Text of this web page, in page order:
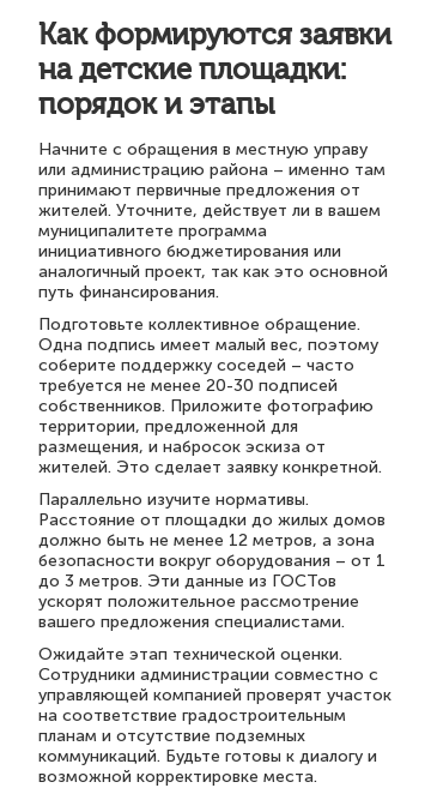
Как формируются заявки
на детские площадки:
порядок и этапы
Начните с обращения в местную управу
или администрацию района – именно там
принимают первичные предложения от
жителей. Уточните, действует ли в вашем
муниципалитете программа
инициативного бюджетирования или
аналогичный проект, так как это основной
путь финансирования.
Подготовьте коллективное обращение.
Одна подпись имеет малый вес, поэтому
соберите поддержку соседей – часто
требуется не менее 20-30 подписей
собственников. Приложите фотографию
территории, предложенной для
размещения, и набросок эскиза от
жителей. Это сделает заявку конкретной.
Параллельно изучите нормативы.
Расстояние от площадки до жилых домов
должно быть не менее 12 метров, а зона
безопасности вокруг оборудования – от 1
до 3 метров. Эти данные из ГОСТов
ускорят положительное рассмотрение
вашего предложения специалистами.
Ожидайте этап технической оценки.
Сотрудники администрации совместно с
управляющей компанией проверят участок
на соответствие градостроительным
планам и отсутствие подземных
коммуникаций. Будьте готовы к диалогу и
возможной корректировке места.